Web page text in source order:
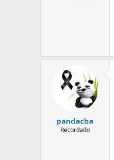
pandacba
Recordado